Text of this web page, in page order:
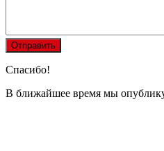
Спасибо!
В ближайшее время мы